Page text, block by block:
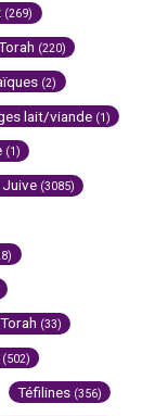
(269)
(220)
(2)
lait/viande (1)
(1)
Juive (3085)
(33)
(502)
Téfilines (356)